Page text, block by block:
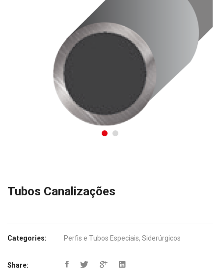
Tubos Canalizações
Categories: Perfis e Tubos Especiais, Siderúrgicos
Share: